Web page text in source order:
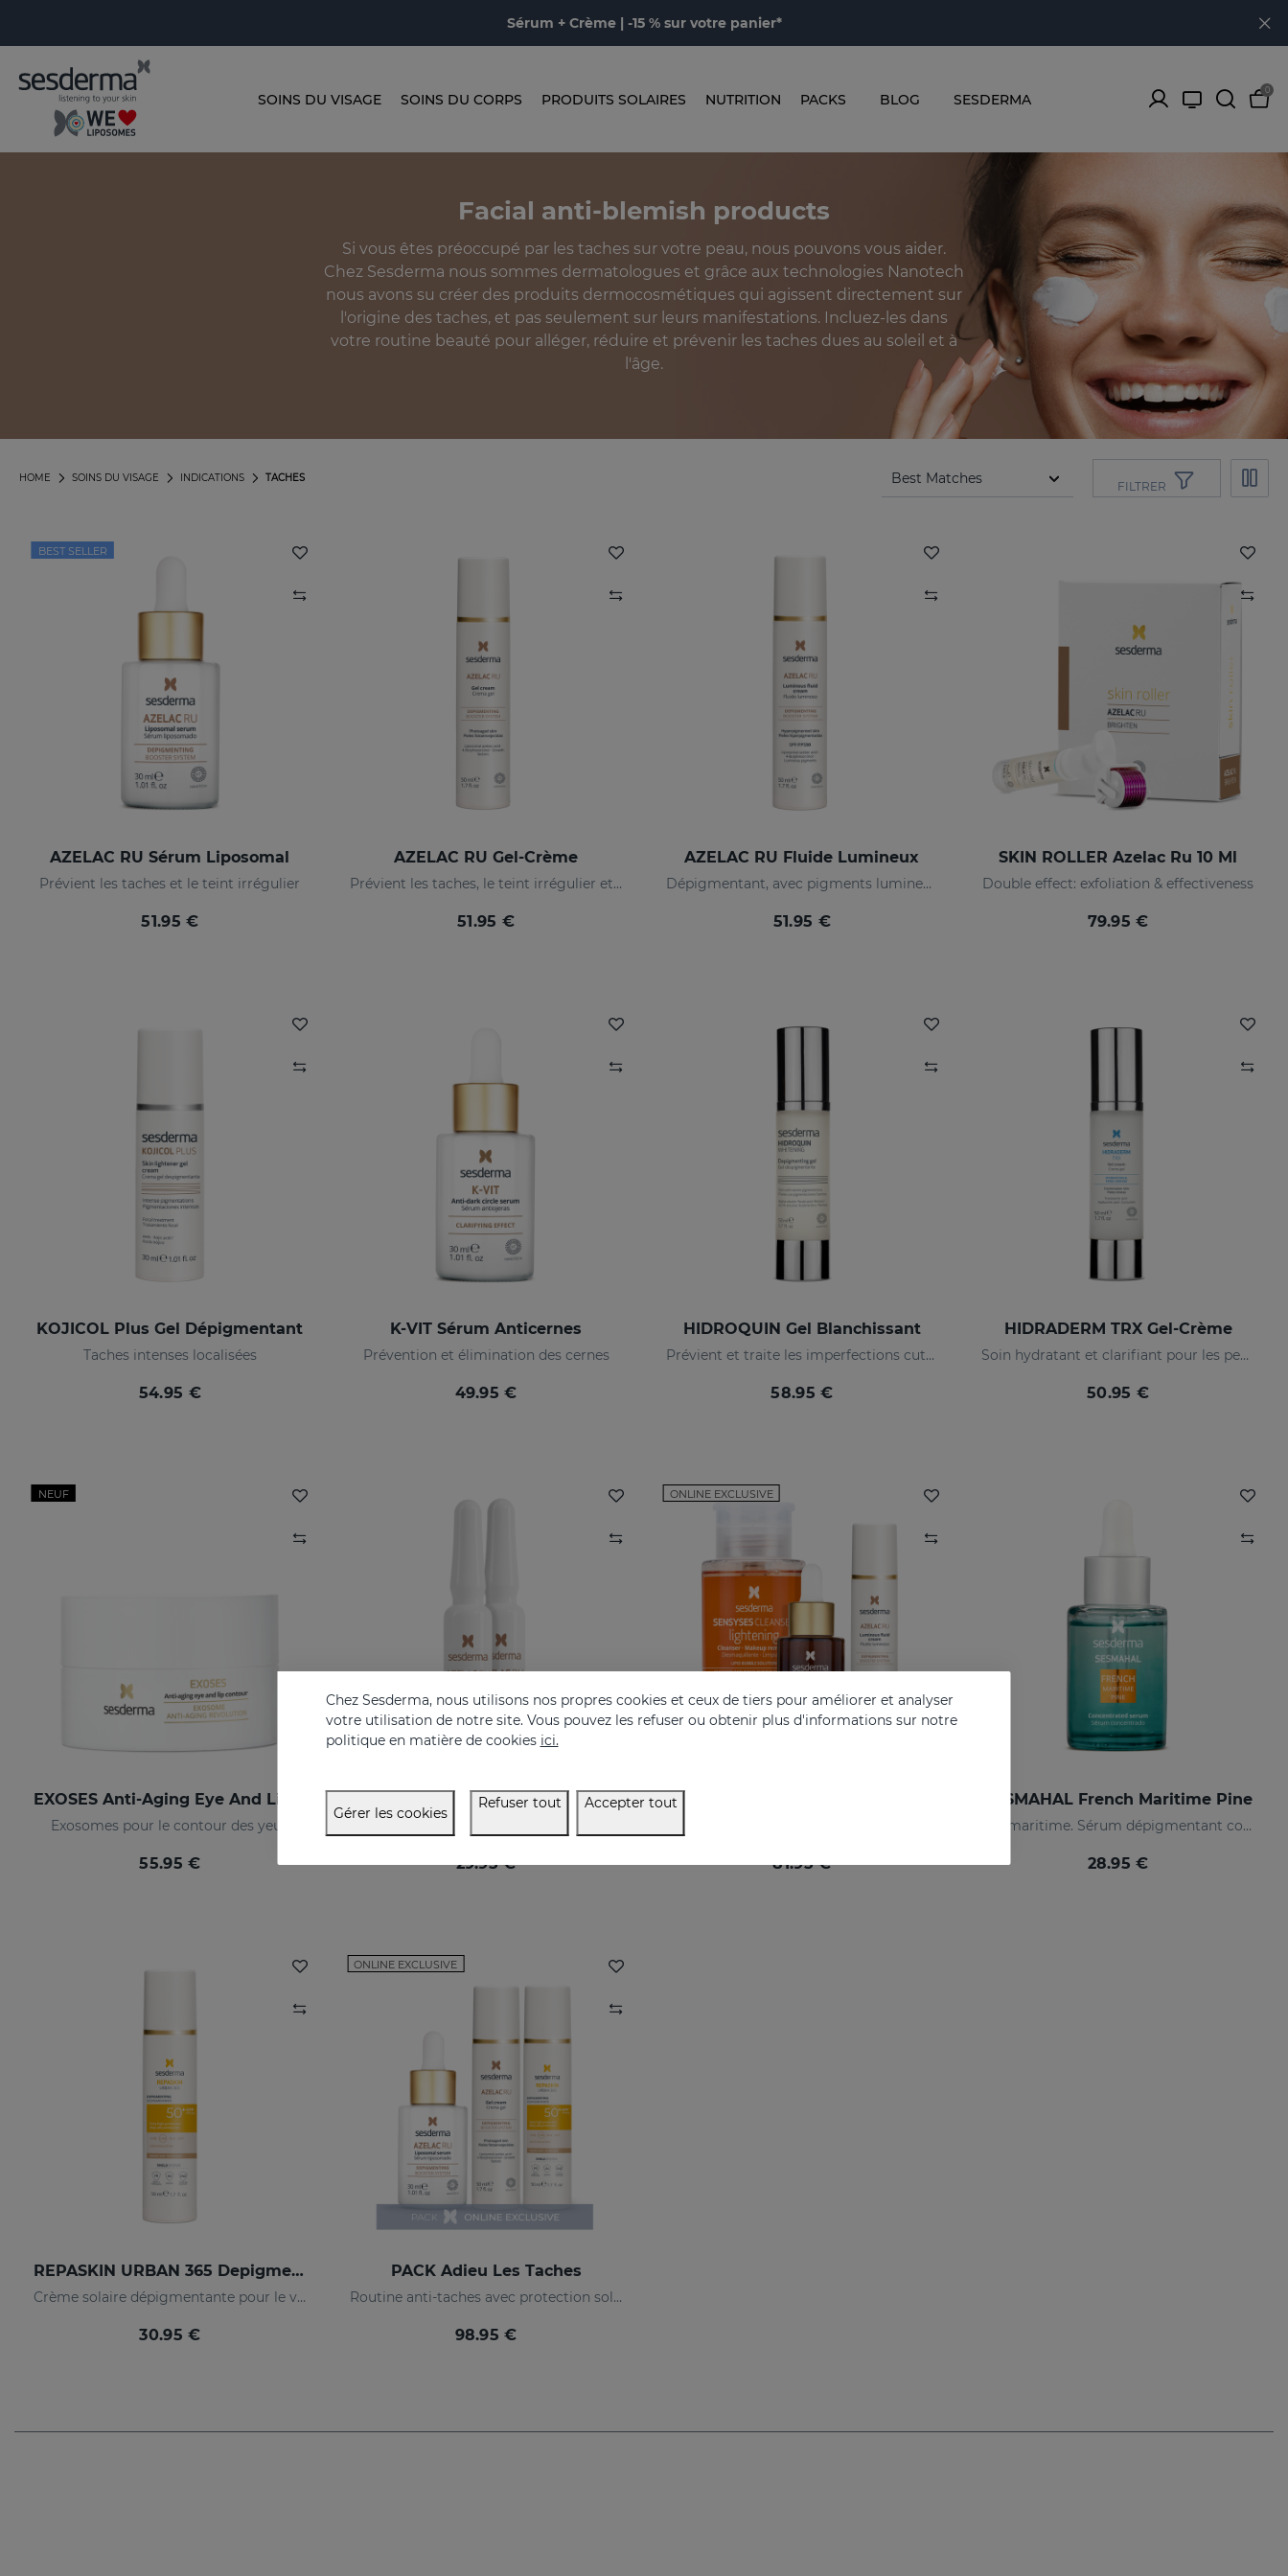
Sérum + Crème | -15 % sur votre panier*
SOINS DU VISAGE SOINS DU CORPS PRODUITS SOLAIRES NUTRITION PACKS BLOG SESDERMA
0
Facial anti-blemish products
Si vous êtes préoccupé par les taches sur votre peau, nous pouvons vous aider.
Chez Sesderma nous sommes dermatologues et grâce aux technologies Nanotech
nous avons su créer des produits dermocosmétiques qui agissent directement sur
l'origine des taches, et pas seulement sur leurs manifestations. Incluez-les dans
votre routine beauté pour alléger, réduire et prévenir les taches dues au soleil et à
l'âge.
TACHES
INDICATIONS
SOINS DU VISAGE
HOME
FILTRER
BEST SELLER
AZELAC RU Sérum Liposomal
Prévient les taches et le teint irrégulier
51.95 €
AZELAC RU Gel-Crème
Prévient les taches, le teint irrégulier et les rides sur la peau
51.95 €
AZELAC RU Fluide Lumineux
Dépigmentant, avec pigments lumineux et filtres solaires
51.95 €
SKIN ROLLER Azelac Ru 10 Ml
Double effect: exfoliation & effectiveness
79.95 €
KOJICOL Plus Gel Dépigmentant
Taches intenses localisées
54.95 €
K-VIT Sérum Anticernes
Prévention et élimination des cernes
49.95 €
HIDROQUIN Gel Blanchissant
Prévient et traite les imperfections cutanées importantes
58.95 €
HIDRADERM TRX Gel-Crème
Soin hydratant et clarifiant pour les peaux mixtes
50.95 €
NEUF
Exosomes pour le contour des yeux
55.95 €
AZELAC RU Ampoules
29.95 €
ONLINE EXCLUSIVE
81.95 €
SESMAHAL French Maritime Pine
Pin maritime. Sérum dépigmentant concentré
28.95 €
REPASKIN URBAN 365 Depigmenting SPF50+
Crème solaire dépigmentante pour le visage
30.95 €
ONLINE EXCLUSIVE
PACK Adieu Les Taches
Routine anti-taches avec protection solaire
98.95 €
Chez Sesderma, nous utilisons nos propres cookies et ceux de tiers pour améliorer et analyser
votre utilisation de notre site. Vous pouvez les refuser ou obtenir plus d'informations sur notre
politique en matière de cookies ici.
Gérer les cookies
Refuser tout Accepter tout